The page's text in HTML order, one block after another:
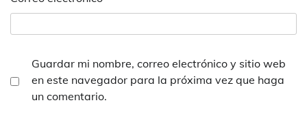
Guardar mi nombre, correo electrónico y sitio web
en este navegador para la próxima vez que haga
un comentario.